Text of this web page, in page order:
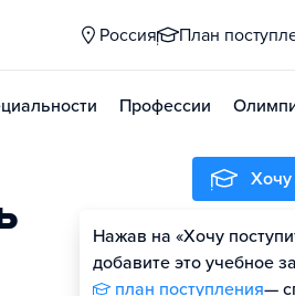
Россия План
Профессии
Хочу
Нажав на «Хочу
добавите это учебное
план поступления—